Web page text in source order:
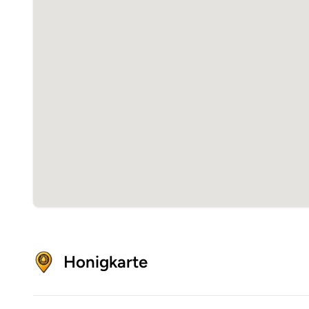
Honigkarte